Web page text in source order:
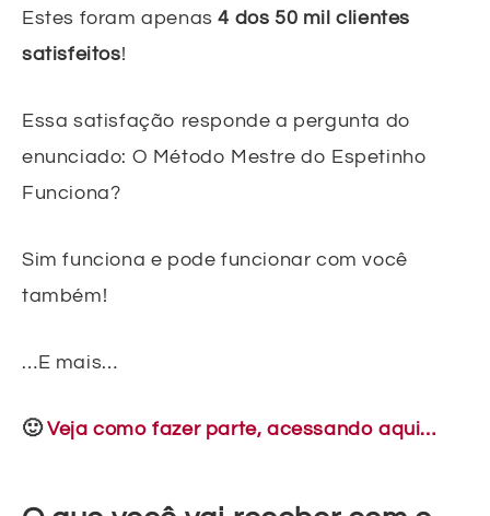
Estes foram apenas4 dos 50 mil clientes
satisfeitos!
Essa satisfação responde a pergunta do
enunciado: O Método Mestre do Espetinho
Funciona?
Sim funciona e pode funcionar com você
também!
…E mais…
🙂Veja como fazer parte, acessando aqui…